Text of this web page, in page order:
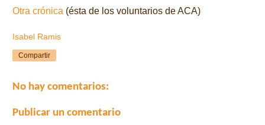
Otra crónica (ésta de los voluntarios de ACA)
Isabel Ramis
Compartir
No hay comentarios:
Publicar un comentario